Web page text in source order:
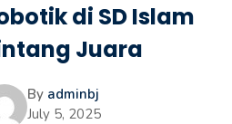
di SD Islam
Juara
By adminbj
July 5, 2025